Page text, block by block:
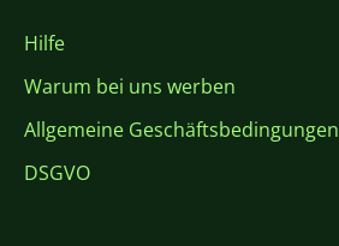
Hilfe
Warum bei uns werben
Allgemeine Geschäftsbedingungen
DSGVO